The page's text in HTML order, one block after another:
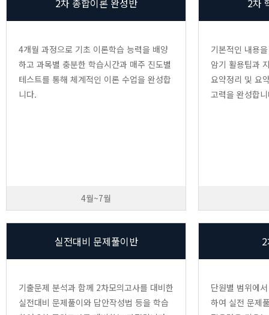
2차 종합이론 완성반
4개월 과정으로 기초 이론학습 능력을 배양
하고 과목별 충분한 학습시간과 매주 진도별
테스트를 통해 체계적인 이론 수업을 완성합
니다.
4월~7월
2차
기본적인 내용
암기 활용팁과
요약정리 및 요
고력을 완성합
실전대비 문제풀이반
기출문제 분석과 함께 2차모의고사를 대비한
실전대비 문제풀이와 답안작성법 등을 학습
단원별 범위에
하여 실전 문제